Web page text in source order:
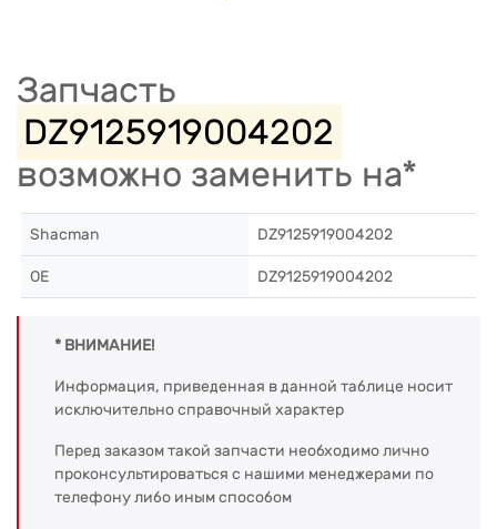
Запчасть
DZ9125919004202
возможно заменить на*
Shacman DZ9125919004202
OE DZ9125919004202
* ВНИМАНИЕ!
Информация, приведенная в данной таблице носит
исключительно справочный характер
Перед заказом такой запчасти необходимо лично
проконсультироваться с нашими менеджерами по
телефону либо иным способом